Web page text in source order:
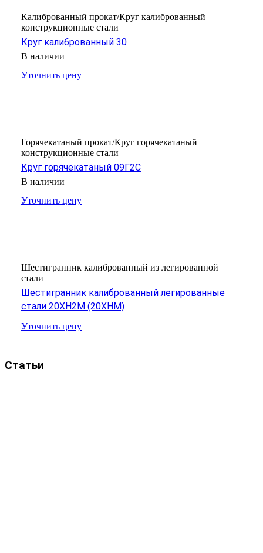
Калиброванный прокат/Круг калиброванный
конструкционные стали
Круг калиброванный 30
В наличии
Уточнить цену
Горячекатаный прокат/Круг горячекатаный
конструкционные стали
Круг горячекатаный 09Г2С
В наличии
Уточнить цену
Шестигранник калиброванный из легированной
стали
Шестигранник калиброванный легированные
стали 20ХН2М (20ХНМ)
Уточнить цену
Статьи